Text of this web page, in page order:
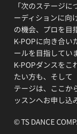
「次のステージ
ーディションに向
の機会、プロを目
K-POPに向き合い
ールを目指してい
K-POPダンスをこ
たい方も、そして
テージは、ここか
ッスンへお申し込
© TS DANCE